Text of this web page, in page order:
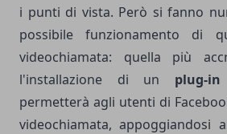
i punti di vista. Però si fanno
possibile funzionamento di
videochiamata: quella più
l'installazione di un plug-
permetterà agli utenti di
videochiamata, appoggiandosi